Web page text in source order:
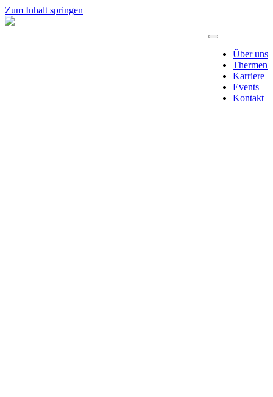
Zum Inhalt springen
Über uns
Thermen
Karriere
Events
Kontakt